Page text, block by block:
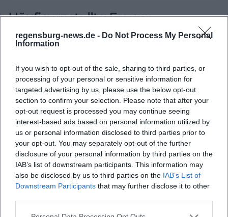
regensburg-news.de - Do Not Process My Personal
Information
If you wish to opt-out of the sale, sharing to third parties, or
processing of your personal or sensitive information for
targeted advertising by us, please use the below opt-out
section to confirm your selection. Please note that after your
opt-out request is processed you may continue seeing
interest-based ads based on personal information utilized by
us or personal information disclosed to third parties prior to
your opt-out. You may separately opt-out of the further
disclosure of your personal information by third parties on the
IAB’s list of downstream participants. This information may
also be disclosed by us to third parties on the IAB’s List of
Downstream Participants that may further disclose it to other
Häufig gestellte Fragen
Wo ist der Treffpunkt?
Was kann ich während der Tour erwarten?
Wie viel kostet der Eintritt?
Ist die Führung rollstuhlgerecht?